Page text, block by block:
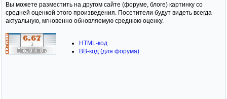
Вы можете разместить на другом сайте (форуме, блоге) картинку со
средней оценкой этого произведения. Посетители будут видеть всегда
актуальную, мгновенно обновляемую среднюю оценку.
HTML-код
BB-код (для форума)